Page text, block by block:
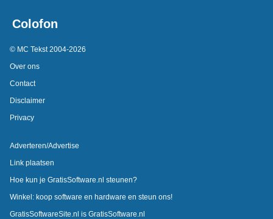
Colofon
© MC Tekst 2004-2026
Over ons
Contact
Disclaimer
Privacy
Adverteren/Advertise
Link plaatsen
Hoe kun je GratisSoftware.nl steunen?
Winkel: koop software en hardware en steun ons!
GratisSoftwareSite.nl is GratisSoftware.nl